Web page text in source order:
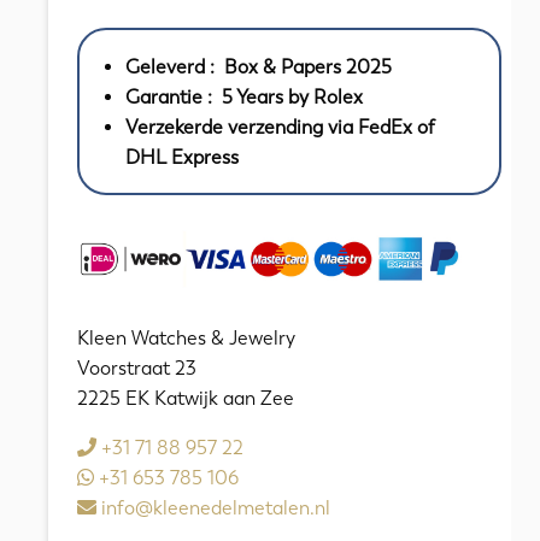
Geleverd : Box & Papers 2025
Garantie : 5 Years by Rolex
Verzekerde verzending via FedEx of
DHL Express
Kleen Watches & Jewelry
Voorstraat 23
2225 EK Katwijk aan Zee
+31 71 88 957 22
+31 653 785 106
info@kleenedelmetalen.nl